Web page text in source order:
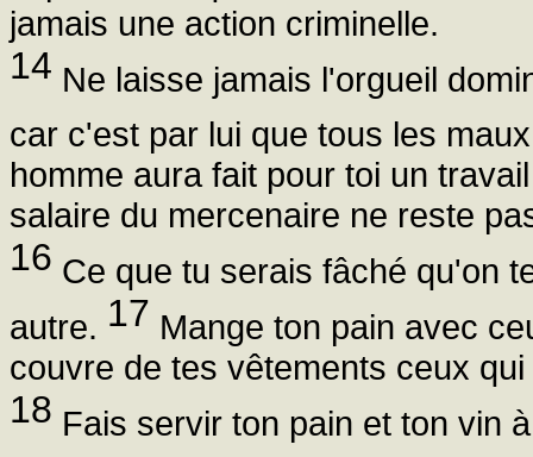
jamais une action criminelle.
14 Ne laisse jamais l'orgueil
car c'est par lui que tous les
homme aura fait pour toi un
salaire du mercenaire ne reste
16 Ce que tu serais fâché qu'on
autre. 17 Mange ton pain avec
couvre de tes vêtements ceux
18 Fais servir ton pain et ton vin